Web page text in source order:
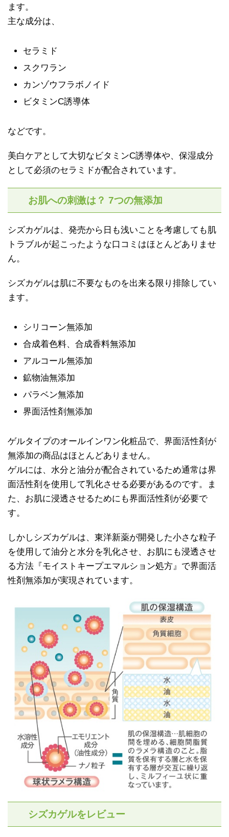
ます。
主な成分は、
セラミド
スクワラン
カンゾウフラボノイド
ビタミンC誘導体
などです。
美白ケアとして大切なビタミンC誘導体や、保湿成分
として必須のセラミドが配合されています。
お肌への刺激は？ 7つの無添加
シズカゲルは、発売から日も浅いことを考慮しても肌
トラブルが起こったような口コミはほとんどありませ
ん。
シズカゲルは肌に不要なものを出来る限り排除してい
ます。
シリコーン無添加
合成着色料、合成香料無添加
アルコール無添加
鉱物油無添加
パラベン無添加
界面活性剤無添加
ゲルタイプのオールインワン化粧品で、界面活性剤が
無添加の商品はほとんどありません。
ゲルには、水分と油分が配合されているため通常は界
面活性剤を使用して乳化させる必要があるのです。ま
た、お肌に浸透させるためにも界面活性剤が必要で
す。
しかしシズカゲルは、東洋新薬が開発した小さな粒子
を使用して油分と水分を乳化させ、お肌にも浸透させ
る方法『モイストキープエマルション処方』で界面活
性剤無添加が実現されています。
シズカゲルをレビュー